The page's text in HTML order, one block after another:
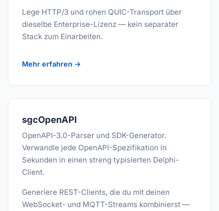
Lege HTTP/3 und rohen QUIC-Transport über
dieselbe Enterprise-Lizenz — kein separater
Stack zum Einarbeiten.
Mehr erfahren →
sgcOpenAPI
OpenAPI-3.0-Parser und SDK-Generator.
Verwandle jede OpenAPI-Spezifikation in
Sekunden in einen streng typisierten Delphi-
Client.
Generiere REST-Clients, die du mit deinen
WebSocket- und MQTT-Streams kombinierst —